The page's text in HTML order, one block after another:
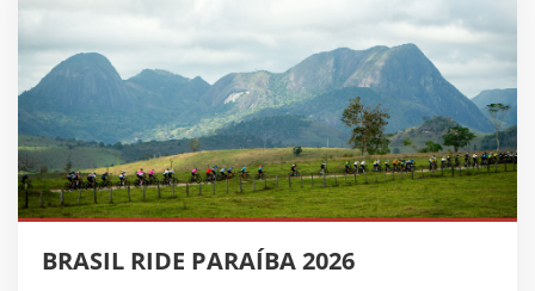
BRASIL RIDE PARAÍBA 2026